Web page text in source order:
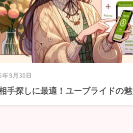
年9月30日
手探しに最適！ユーブライドの魅